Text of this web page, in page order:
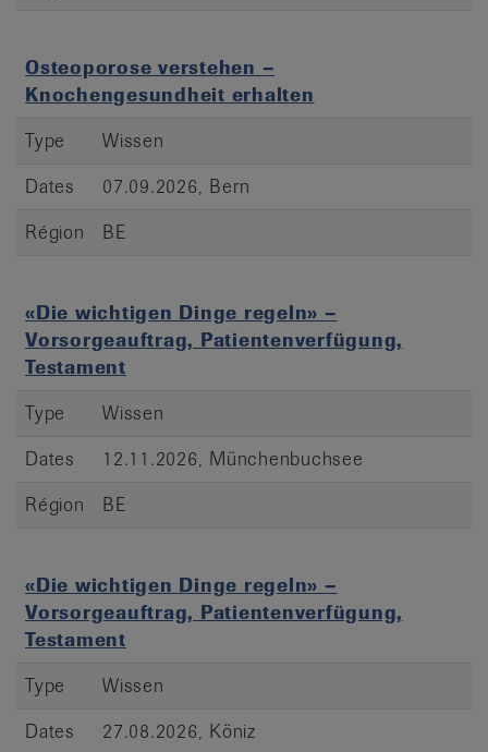
Osteoporose verstehen –
Knochengesundheit erhalten
Type
Wissen
Dates
07.09.2026, Bern
Région
BE
«Die wichtigen Dinge regeln» –
Vorsorgeauftrag, Patientenverfügung,
Testament
Type
Wissen
Dates
12.11.2026, Münchenbuchsee
Région
BE
«Die wichtigen Dinge regeln» –
Vorsorgeauftrag, Patientenverfügung,
Testament
Type
Wissen
Dates
27.08.2026, Köniz